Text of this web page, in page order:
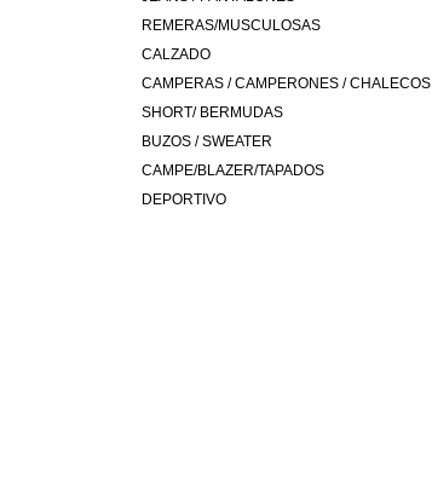
REMERAS/MUSCULOSAS
CALZADO
CAMPERAS / CAMPERONES / CHALECOS
SHORT/ BERMUDAS
BUZOS / SWEATER
CAMPE/BLAZER/TAPADOS
DEPORTIVO